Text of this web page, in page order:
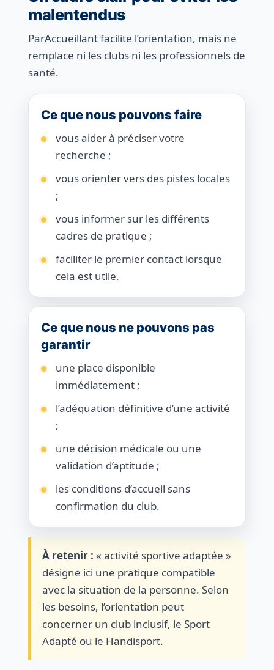
malentendus
ParAccueillant facilite l’orientation, mais ne
remplace ni les clubs ni les professionnels de
santé.
Ce que nous pouvons faire
vous aider à préciser votre
recherche ;
vous orienter vers des pistes locales
;
vous informer sur les différents
cadres de pratique ;
faciliter le premier contact lorsque
cela est utile.
Ce que nous ne pouvons pas
garantir
une place disponible
immédiatement ;
l’adéquation définitive d’une activité
;
une décision médicale ou une
validation d’aptitude ;
les conditions d’accueil sans
confirmation du club.
À retenir : « activité sportive adaptée »
désigne ici une pratique compatible
avec la situation de la personne. Selon
les besoins, l’orientation peut
concerner un club inclusif, le Sport
Adapté ou le Handisport.